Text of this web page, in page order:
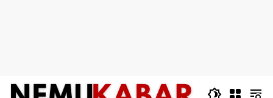
Langsung